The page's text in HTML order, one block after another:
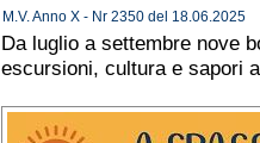
M.V. Anno X - Nr 2350 del 18.06.2025
Da luglio a settembre nove
escursioni, cultura e sapori